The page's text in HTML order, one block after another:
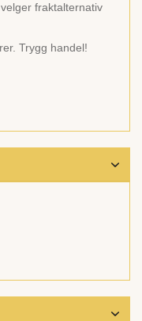
fraktalternativ
Trygg handel!